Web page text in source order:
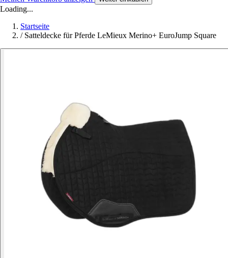
Loading...
Startseite
/ Satteldecke für Pferde LeMieux Merino+ EuroJump Square